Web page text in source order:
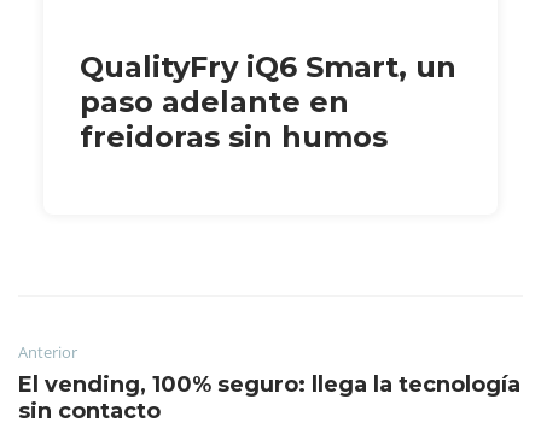
QualityFry iQ6 Smart, un
paso adelante en
freidoras sin humos
Anterior
El vending, 100% seguro: llega la tecnología
sin contacto